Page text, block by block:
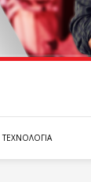
ΤΕΧΝΟΛΟΓΙΑ